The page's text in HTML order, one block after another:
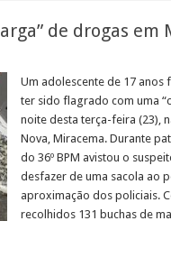
dentro
RJ
de drogas em
Um adolescente de 17
ter sido flagrado com uma
noite desta terça-feira (23),
Nova, Miracema. Durante
do 36º BPM avistou o
desfazer de uma sacola ao
aproximação dos policiais.
recolhidos 131 buchas de